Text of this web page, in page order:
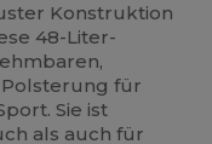
Konstruktion
48-Liter-
für
Sie ist
als auch für